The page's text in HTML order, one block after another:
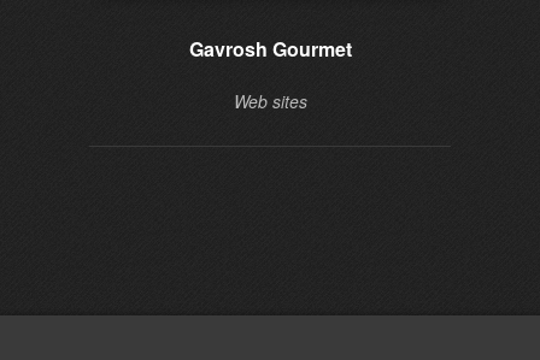
Gavrosh Gourmet
Web sites